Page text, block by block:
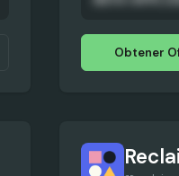
Obtener